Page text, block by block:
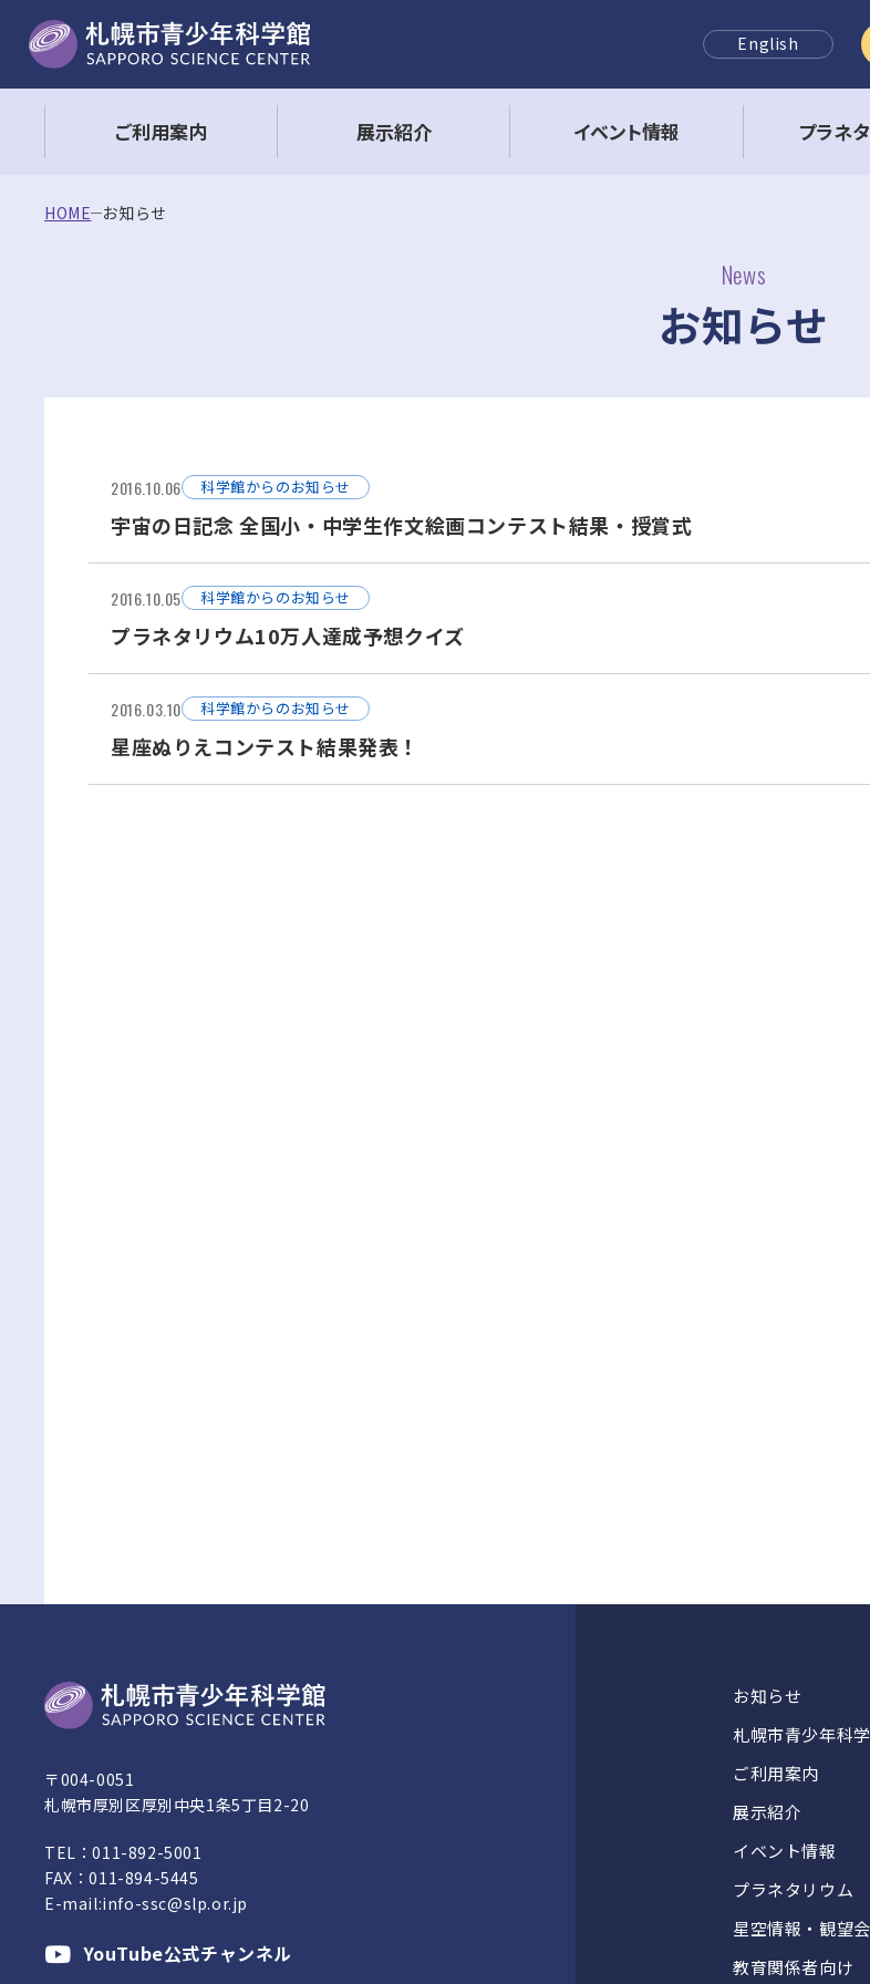
English
ご利用案内 展示紹介 イベント情報 プラネ
HOME お知らせ
News
お知らせ
2016.10.06 科学館からのお知らせ
宇宙の日記念 全国小・中学生作文絵画コンテスト結果・授賞式
2016.10.05 科学館からのお知らせ
プラネタリウム10万人達成予想クイズ
2016.03.10 科学館からのお知らせ
星座ぬりえコンテスト結果発表！
〒004-0051
札幌市厚別区厚別中央1条5丁目2-20
TEL：011-892-5001
FAX：011-894-5445
E-mail:info-ssc@slp.or.jp
YouTube公式チャンネル
お知らせ
札幌市青少年科
ご利用案内
展示紹介
イベント情報
プラネタリウム
星空情報・観望会
教育関係者向け